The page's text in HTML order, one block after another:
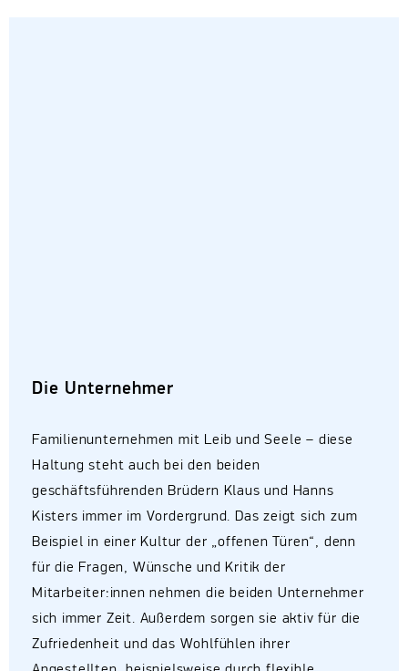
Die Unternehmer
Familienunternehmen mit Leib und Seele – diese
Haltung steht auch bei den beiden
geschäftsführenden Brüdern Klaus und Hanns
Kisters immer im Vordergrund. Das zeigt sich zum
Beispiel in einer Kultur der „offenen Türen“, denn
für die Fragen, Wünsche und Kritik der
Mitarbeiter:innen nehmen die beiden Unternehmer
sich immer Zeit. Außerdem sorgen sie aktiv für die
Zufriedenheit und das Wohlfühlen ihrer